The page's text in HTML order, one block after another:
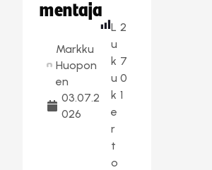
mentaja
Markku
Huopon
en
03.07.2
026
L
u
k
u
k
e
r
t
o
2
7
0
1